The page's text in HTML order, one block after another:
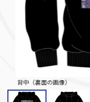
背中（裏面の画像）